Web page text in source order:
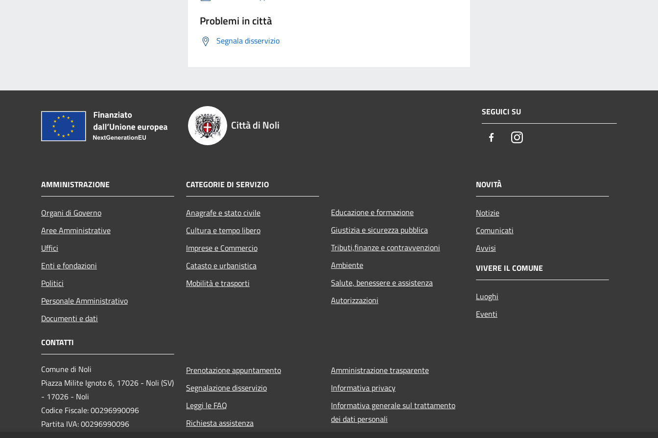
Problemi in città
Segnala disservizio
Città di Noli
SEGUICI SU
FacebookInstagram
AMMINISTRAZIONE
Organi di Governo
Aree Amministrative
Uffici
Enti e fondazioni
Politici
Personale Amministrativo
Documenti e dati
CATEGORIE DI SERVIZIO
Anagrafe e stato civile
Cultura e tempo libero
Imprese e Commercio
Catasto e urbanistica
Mobilità e trasporti
Educazione e formazione
Giustizia e sicurezza pubblica
Tributi,finanze e contravvenzioni
Ambiente
Salute, benessere e assistenza
Autorizzazioni
NOVITÀ
Notizie
Comunicati
Avvisi
VIVERE IL COMUNE
Luoghi
Eventi
CONTATTI
Comune di Noli
Piazza Milite Ignoto 6, 17026 - Noli (SV)
- 17026 - Noli
Codice Fiscale: 00296990096
Partita IVA: 00296990096
Prenotazione appuntamento
Segnalazione disservizio
Leggi le FAQ
Richiesta assistenza
Amministrazione trasparente
Informativa privacy
Informativa generale sul trattamento
dei dati personali